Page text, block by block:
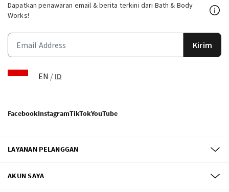
Dapatkan penawaran email & berita terkini dari Bath & Body
Works!
Kirim
EN / ID
FacebookInstagramTikTokYouTube
LAYANAN PELANGGAN
AKUN SAYA